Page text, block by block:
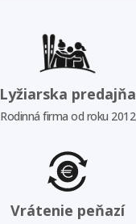
Lyžiarska predajňa
Rodinná firma od roku 2012
Vrátenie peňazí